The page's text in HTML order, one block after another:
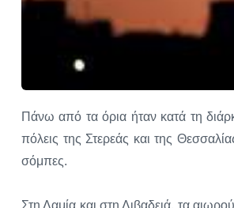
Πάνω από τα όρια ήταν κατά τη
πόλεις της Στερεάς και της
σόμπες.
Στη Λαμία και στη Λιβαδειά, τα